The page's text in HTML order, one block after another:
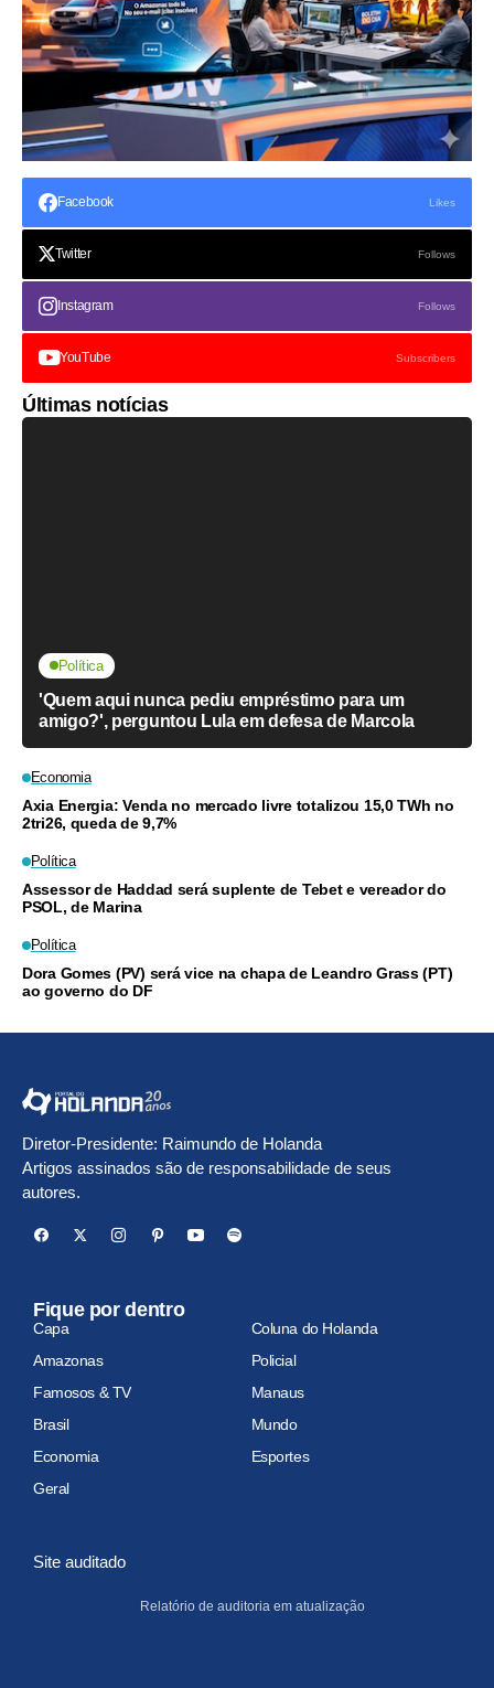
Facebook Likes
Twitter Follows
Instagram Follows
YouTube Subscribers
Últimas notícias
Política
'Quem aqui nunca pediu empréstimo para um
amigo?', perguntou Lula em defesa de Marcola
Economia
Axia Energia: Venda no mercado livre totalizou 15,0 TWh no
2tri26, queda de 9,7%
Política
Assessor de Haddad será suplente de Tebet e vereador do
PSOL, de Marina
Política
Dora Gomes (PV) será vice na chapa de Leandro Grass (PT)
ao governo do DF
Diretor-Presidente: Raimundo de Holanda
Artigos assinados são de responsabilidade de seus
autores.
Fique por dentro
Capa
Coluna do Holanda
Amazonas
Policial
Famosos & TV
Manaus
Brasil
Mundo
Economia
Esportes
Geral
Site auditado
Relatório de auditoria em atualização